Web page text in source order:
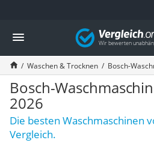
Die beliebtesten Vergleiche nach
Haushalt
Wassersprudler
Zentralstaubsauger
Brotbackautomat
Wischroboter
Wäschespinne
Industriestaubsauger
Spülmaschinentabs
Vergleich
Waschen & Trocknen Bosch-
Bosch-
2026
Die besten Waschmaschinen
Vergleich.